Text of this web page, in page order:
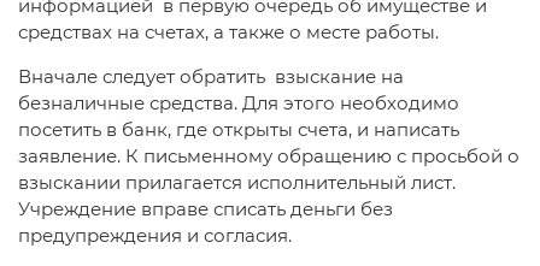
информацией в первую очередь об имуществе и
средствах на счетах, а также о месте работы.
Вначале следует обратить взыскание на
безналичные средства. Для этого необходимо
посетить в банк, где открыты счета, и написать
заявление. К письменному обращению с просьбой о
взыскании прилагается исполнительный лист.
Учреждение вправе списать деньги без
предупреждения и согласия.